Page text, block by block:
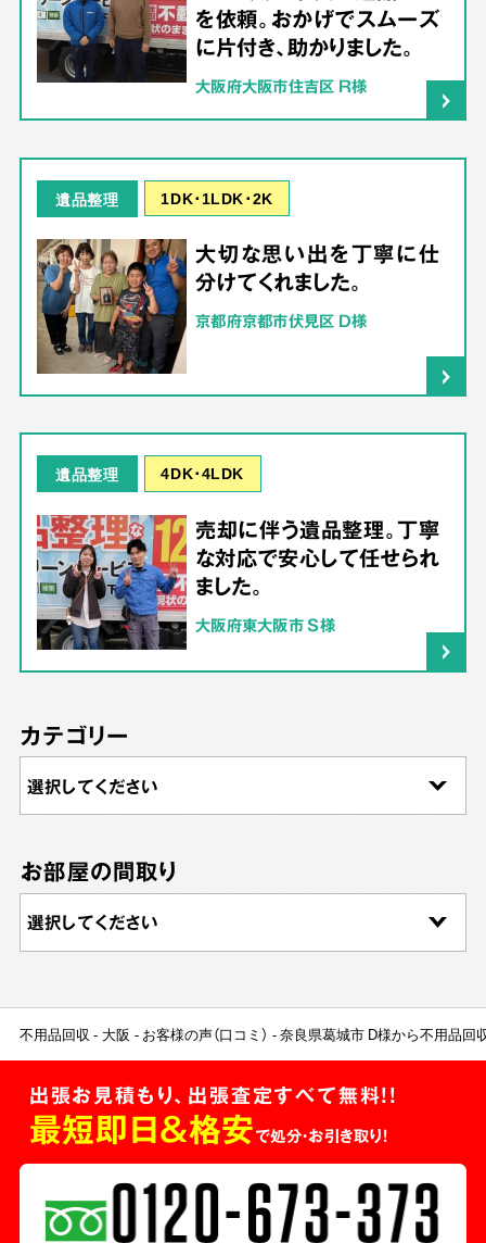
を依頼。おかげでスムーズ
に片付き、助かりました。
大阪府大阪市住吉区 R様
遺品整理 1DK･1LDK･2K
大切な思い出を丁寧に仕
分けてくれました。
京都府京都市伏見区 D様
遺品整理 4DK･4LDK
売却に伴う遺品整理。丁寧
な対応で安心して任せられ
ました。
大阪府東大阪市 S様
カテゴリー
お部屋の間取り
不用品回収 大阪 お客様の声（口コミ） 奈良県葛城市 D様から不用品回
出張お見積もり、出張査定すべて無料!!
最短即日＆格安で処分・お引き取り！